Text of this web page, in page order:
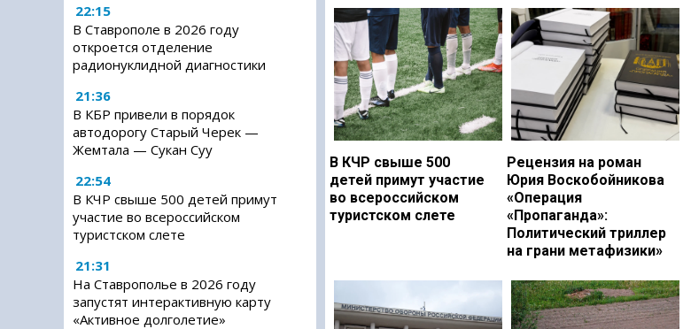
22:15
В Ставрополе в 2026 году
откроется отделение
радионуклидной диагностики
21:36
В КБР привели в порядок
автодорогу Старый Черек —
Жемтала — Сукан Суу
22:54
В КЧР свыше 500 детей примут
участие во всероссийском
туристском слете
21:31
На Ставрополье в 2026 году
запустят интерактивную карту
«Активное долголетие»
В КЧР свыше 500
детей примут участие
во всероссийском
туристском слете
Рецензия на роман
Юрия Воскобойникова
«Операция
«Пропаганда»:
Политический триллер
на грани метафизики»